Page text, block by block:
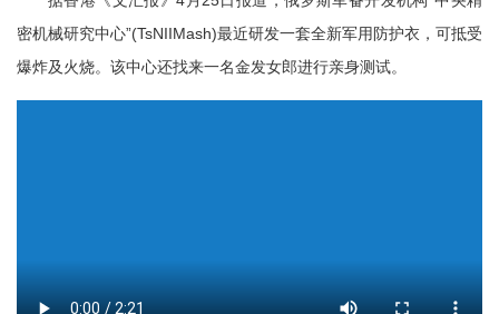
密机械研究中心”(TsNIIMash)最近研发一套全新军用防护衣，可抵受
爆炸及火烧。该中心还找来一名金发女郎进行亲身测试。